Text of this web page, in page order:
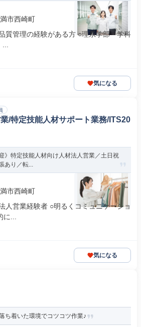
市西崎町
質管理の経験がある方 ○理系学部・学科
気になる
/特定技能人材サポート業務/ITS20
》特定技能人材向け人材法人営業／土日祝
あり／転...
市西崎町
人営業経験者 ○明るくコミュニケーショ
...
気になる
ち着いた環境でコツコツ作業♪